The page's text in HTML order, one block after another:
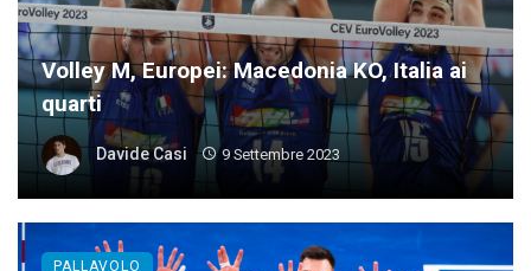
Volley M, Europei: Macedonia KO, Italia ai
quarti
Davide Casi 9 Settembre 2023
PALLAVOLO